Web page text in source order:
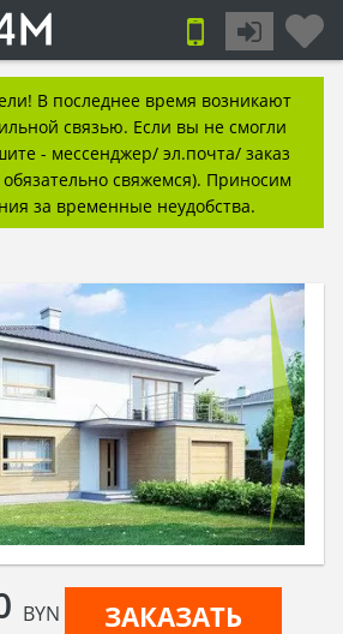
В последнее время возникают
связью. Если вы не смогли
- мессенджер/ эл.почта/ заказ
свяжемся). Приносим
за временные неудобства.
BYN
ЗАКАЗАТЬ